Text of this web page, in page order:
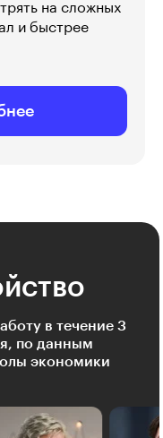
на сложных
и быстрее
в течение 3
по данным
экономики